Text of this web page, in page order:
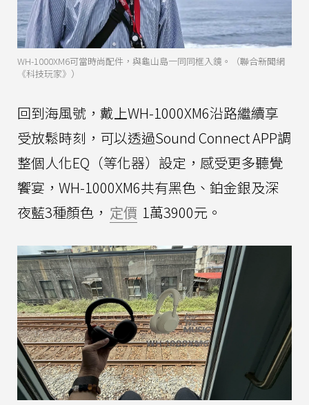
WH-1000XM6可當時尚配件，與龜山島一同同框入鏡。（聯合新聞網
《科技玩家》）
回到海風號，戴上WH-1000XM6沿路繼續享
受放鬆時刻，可以透過Sound Connect APP調
整個人化EQ（等化器）設定，感受更多聽覺
饗宴，WH-1000XM6共有黑色、鉑金銀及深
夜藍3種顏色， 定價 1萬3900元。